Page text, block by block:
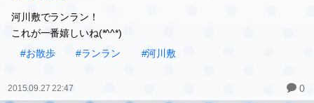
河川敷でランラン！
これが一番嬉しいね(*^^*)
#お散歩
#ランラン #河川敷
2015.09.27 22:47 0